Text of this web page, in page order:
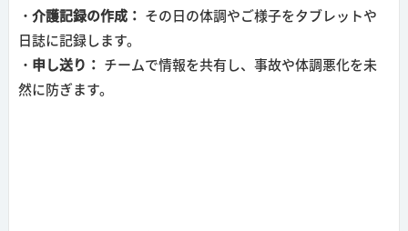
・介護記録の作成：
その日の体調やご様子をタブレットや
日誌に記録します。
・申し送り：
チームで情報を共有し、事故や体調悪化を未
然に防ぎます。